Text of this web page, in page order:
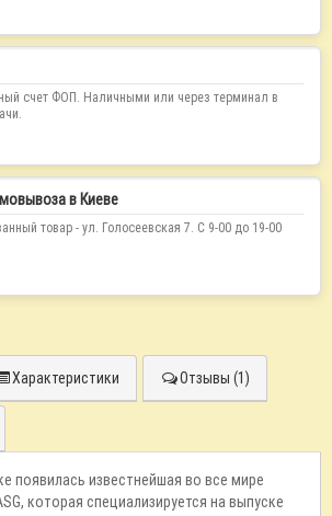
счет ФОП. Наличными или через терминал в
в Киеве
товар - ул. Голосеевская 7. С 9-00 до 19-00
Характеристики Отзывы (1)
появилась известнейшая во все мире
которая специализируется на выпуске